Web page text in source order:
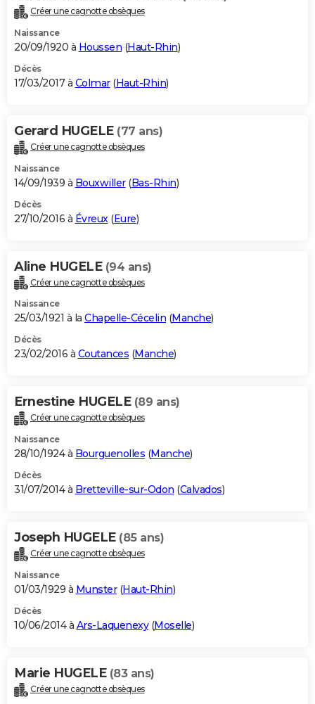
Créer une cagnotte obsèques
Naissance
20/09/1920 à Houssen (Haut-Rhin)
Décès
17/03/2017 à Colmar(Haut-Rhin)
Gerard HUGELE (77 ans)
Créer une cagnotte obsèques
Naissance
14/09/1939 à Bouxwiller(Bas-Rhin)
Décès
27/10/2016 à Évreux (Eure)
Aline HUGELE (94 ans)
Créer une cagnotte obsèques
Naissance
25/03/1921 à la Chapelle-Cécelin (Manche)
Décès
23/02/2016 à Coutances (Manche)
Ernestine HUGELE (89 ans)
Créer une cagnotte obsèques
Naissance
28/10/1924 à Bourguenolles (Manche)
Décès
31/07/2014 à Bretteville-sur-Odon (Calvados)
Joseph HUGELE (85 ans)
Créer une cagnotte obsèques
Naissance
01/03/1929 à Munster(Haut-Rhin)
Décès
10/06/2014 à Ars-Laquenexy(Moselle)
Marie HUGELE (83 ans)
Créer une cagnotte obsèques